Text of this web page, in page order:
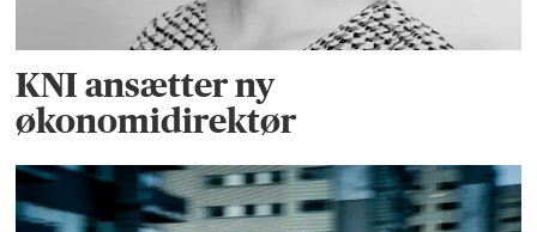
KNI ansætter ny
økonomidirektør